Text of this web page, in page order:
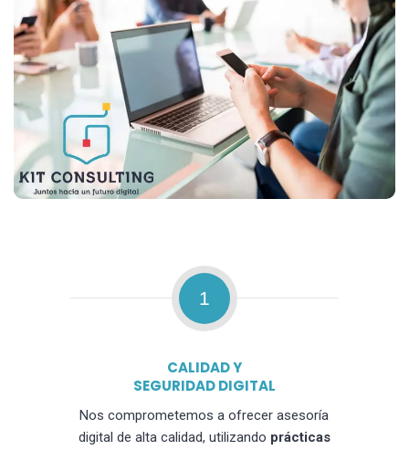
1
CALIDAD Y
SEGURIDAD DIGITAL
Nos comprometemos a ofrecer asesoría
digital de alta calidad, utilizando prácticas